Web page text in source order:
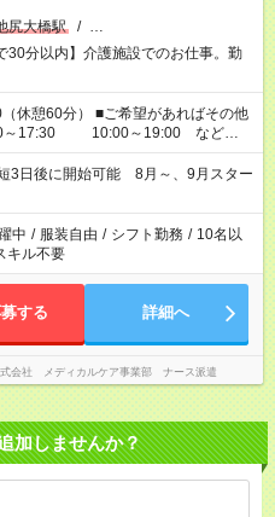
尻大橋駅 / …
30分以内】介護施設でのお仕事。勤
希望があればその他
～17:30 10:00～19:00 など
い」 「できれば残業はしたくない」
お仕事をご紹介します！ ※Wワ
仕事で希望する勤務時間と、もう1つ
で週40時間を超える場合は応募でき
3日後に開始可能 8月～、9月スター
中 / 服装自由 / シフト勤務 / 10名以
キル不要
する 詳細へ
式会社 メディカルケア事業部 ナース派遣
加しませんか？